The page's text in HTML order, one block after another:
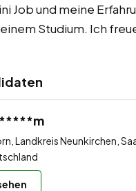
Job und meine
Studium. Ich
Landkreis Neunkirchen,